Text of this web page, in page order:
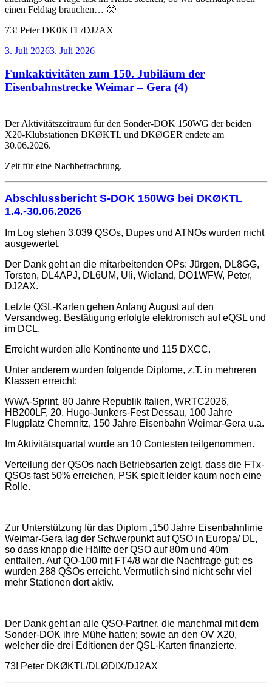
einen Feldtag brauchen… 🙁
73! Peter DK0KTL/DJ2AX
Veröffentlicht
3. Juli 20263. Juli 2026
Funkaktivitäten zum 150. Jubiläum der
Eisenbahnstrecke Weimar – Gera (4)
Der Aktivitätszeitraum für den Sonder-DOK 150WG der beiden
X20-Klubstationen DKØKTL und DKØGER endete am
30.06.2026.
Zeit für eine Nachbetrachtung.
Abschlussbericht S-DOK 150WG bei DKØKTL
1.4.-30.06.2026
Im Log stehen 3.039 QSOs, Dupes und ATNOs wurden nicht
ausgewertet.
Der Dank geht an die mitarbeitenden OPs: Jürgen, DL8GG,
Torsten, DL4APJ, DL6UM, Uli, Wieland, DO1WFW, Peter,
DJ2AX.
Letzte QSL-Karten gehen Anfang August auf den
Versandweg. Bestätigung erfolgte elektronisch auf eQSL und
im DCL.
Erreicht wurden alle Kontinente und 115 DXCC.
Unter anderem wurden folgende Diplome, z.T. in mehreren
Klassen erreicht:
WWA-Sprint, 80 Jahre Republik Italien, WRTC2026,
HB200LF, 20. Hugo-Junkers-Fest Dessau, 100 Jahre
Flugplatz Chemnitz, 150 Jahre Eisenbahn Weimar-Gera u.a.
Im Aktivitätsquartal wurde an 10 Contesten teilgenommen.
Verteilung der QSOs nach Betriebsarten zeigt, dass die FTx-
QSOs fast 50% erreichen, PSK spielt leider kaum noch eine
Rolle.
Zur Unterstützung für das Diplom „150 Jahre Eisenbahnlinie
Weimar-Gera lag der Schwerpunkt auf QSO in Europa/ DL,
so dass knapp die Hälfte der QSO auf 80m und 40m
entfallen. Auf QO-100 mit FT4/8 war die Nachfrage gut; es
wurden 288 QSOs erreicht. Vermutlich sind nicht sehr viel
mehr Stationen dort aktiv.
Der Dank geht an alle QSO-Partner, die manchmal mit dem
Sonder-DOK ihre Mühe hatten; sowie an den OV X20,
welcher die drei Editionen der QSL-Karten finanzierte.
73! Peter DKØKTL/DLØDIX/DJ2AX